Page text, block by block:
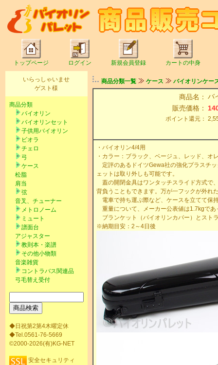
トップページ ログイン 新規会員登録 カートの中身
いらっしゃいませ
ゲスト様
商品分類
バイオリン
バイオリンセット
子供用バイオリン
ビオラ
チェロ
弓
ケース
松脂
肩当
弦
音叉、チューナー
メトロノーム
ミュート
譜面台
アジャスター
教則本・楽譜
その他小物類
音楽雑貨
コントラバス関連品
弓毛替え受付
◆日祝第2第4木曜定休
◆Tel.0561-76-5669
©2000-2026(有)KG-NET
安全セキュリティ
商品分類一覧 ケース バイオリンケー
商品名： バ
販売価格：
ポイント還元：
・バイオリン4/4用
・カラー：ブラック、ベージュ、レッド、
定評のあるドイツGewa社の強化プラスチ
ェットは取り外しも可能です。
蓋の開閉金具はワンタッチスライド方式で
背負うこともできます。万が一フックが外れ
電車で持ち運ぶ際など、ケースを立てて保
重量について、メーカー公表値は1.7kgで
ブランケット（バイオリンカバー）とスト
※納期目安：2～4日後